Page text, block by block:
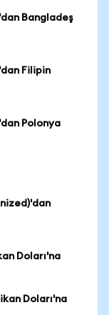
Bangladeş
Filipin
Polonya
Doları'na
Doları'na